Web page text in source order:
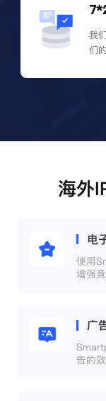
我
们
海外
电
使用
增强
广
告的